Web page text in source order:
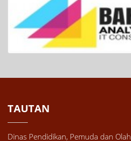
TAUTAN
Dinas Pendidikan, Pemuda dan